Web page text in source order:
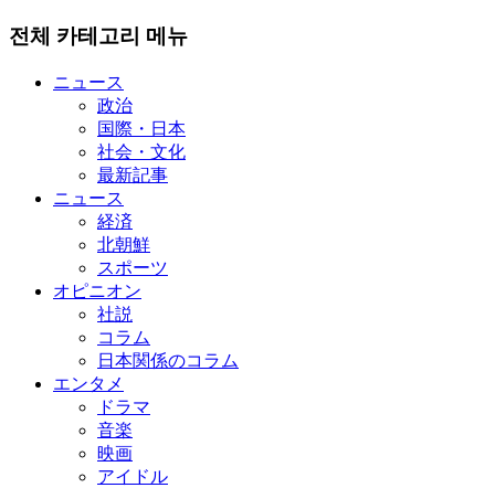
전체 카테고리 메뉴
ニュース
政治
国際・日本
社会・文化
最新記事
ニュース
経済
北朝鮮
スポーツ
オピニオン
社説
コラム
日本関係のコラム
エンタメ
ドラマ
音楽
映画
アイドル